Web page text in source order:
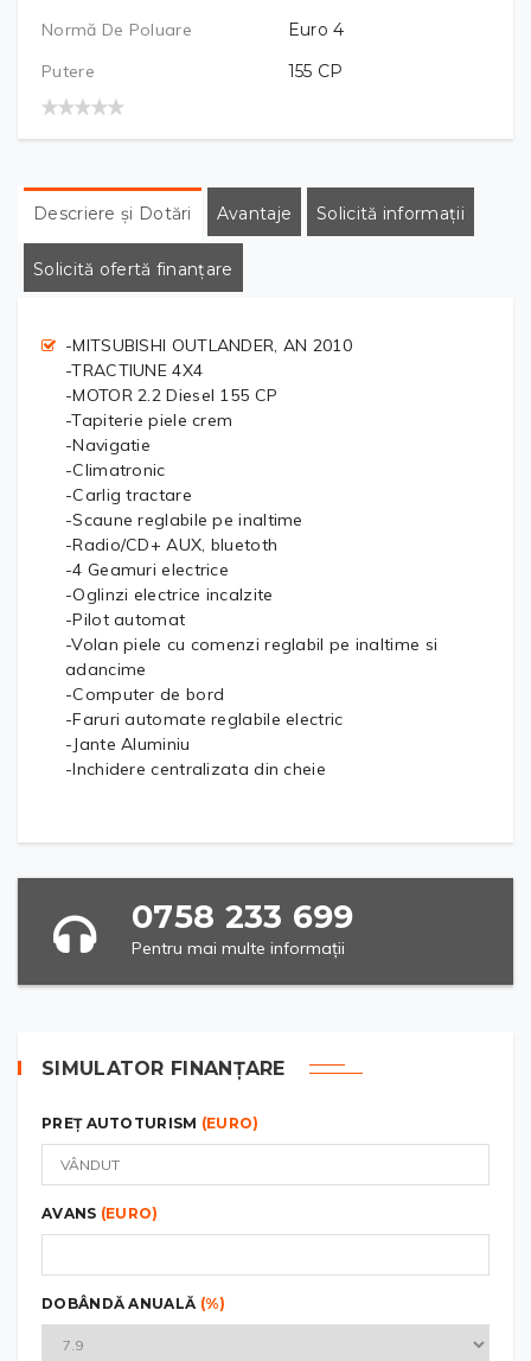
Normă De Poluare
Euro 4
Putere
155 CP
Descriere și Dotări Avantaje Solicită informații
Solicită ofertă finanțare
-MITSUBISHI OUTLANDER, AN 2010
-TRACTIUNE 4X4
-MOTOR 2.2 Diesel 155 CP
-Tapiterie piele crem
-Navigatie
-Climatronic
-Carlig tractare
-Scaune reglabile pe inaltime
-Radio/CD+ AUX, bluetoth
-4 Geamuri electrice
-Oglinzi electrice incalzite
-Pilot automat
-Volan piele cu comenzi reglabil pe inaltime si
adancime
-Computer de bord
-Faruri automate reglabile electric
-Jante Aluminiu
-Inchidere centralizata din cheie
0758 233 699
Pentru mai multe informații
SIMULATOR FINANȚARE
PREȚ AUTOTURISM (EURO)
AVANS (EURO)
DOBÂNDĂ ANUALĂ (%)